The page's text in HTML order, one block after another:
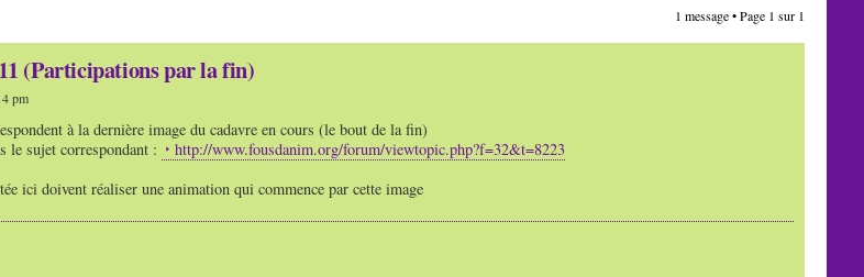
1 message • Page 1 sur 1
(Participations par la fin)
pm
à la dernière image du cadavre en cours (le bout de la fin)
le sujet correspondant :
http://www.fousdanim.org/forum/viewtopic.php?f=32&t=8223
ici doivent réaliser une animation qui commence par cette image